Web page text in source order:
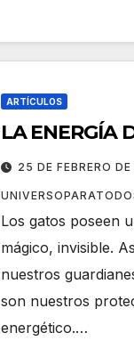
ARTÍCULOS
LA ENERGÍA
25 DE FEBRERO
Los gatos poseen
mágico, invisible.
nuestros
son nuestros
energético.…